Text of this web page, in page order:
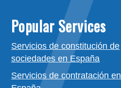
Popular Services
Servicios de constitución de
sociedades en España
Servicios de contratación en